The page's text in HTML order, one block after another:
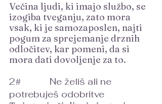
Večina ljudi, ki imajo službo, se
izogiba tveganju, zato mora
vsak, ki je samozaposlen, najti
pogum za sprejemanje drznih
odločitev, kar pomeni, da si
mora dati dovoljenje za to.
2# 		Ne želiš ali ne
potrebuješ odobritve